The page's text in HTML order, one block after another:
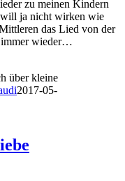
zu meinen Kindern
will ja nicht wirken wie
das Lied von der
immer wieder…
über kleine
2017-05-